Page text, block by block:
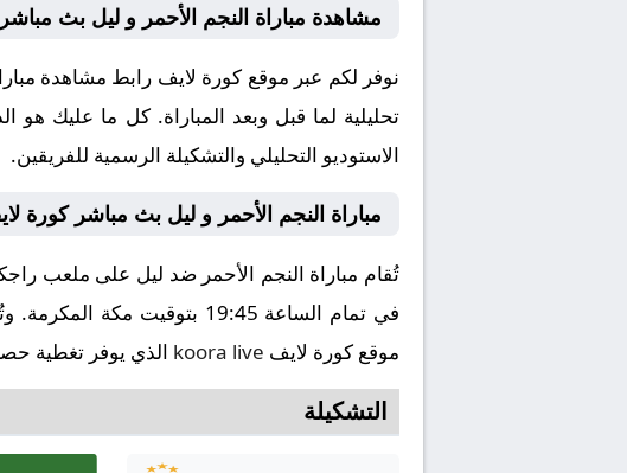
مشاهدة مباراة النجم الأحمر و ليل بث مباشر
نوفر لكم عبر موقع كورة لايف رابط مشاهدة
تحليلية لما قبل وبعد المباراة. كل ما عليك هو
الاستوديو التحليلي والتشكيلة الرسمية للفريقين.
مباراة النجم الأحمر و ليل بث مباشر كورة
موقع كورة لايف koora live الذي يوفر تغطية
التشكيلة